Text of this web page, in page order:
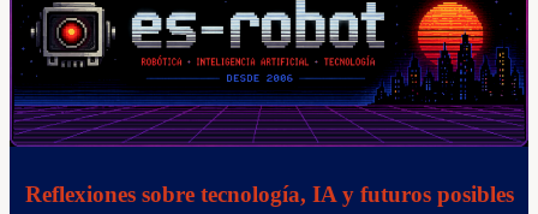
Reflexiones sobre tecnología, IA y futuros posibles